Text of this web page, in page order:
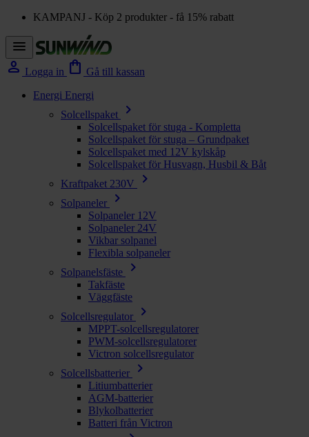
KAMPANJ - Köp 2 produkter - få 15% rabatt
menu
person Logga in shopping_bag Gå till kassan
Energi Energi
Solcellspaket
chevron_right
Solcellspaket för stuga - Kompletta
Solcellspaket för stuga – Grundpaket
Solcellspaket med 12V kylskåp
Solcellspaket för Husvagn, Husbil & Båt
Kraftpaket 230V
chevron_right
Solpaneler chevron_right
Solpaneler 12V
Solpaneler 24V
Vikbar solpanel
Flexibla solpaneler
Solpanelsfäste
chevron_right
Takfäste
Väggfäste
Solcellsregulator
chevron_right
MPPT-solcellsregulatorer
PWM-solcellsregulatorer
Victron solcellsregulator
Solcellsbatterier
chevron_right
Litiumbatterier
AGM-batterier
Blykolbatterier
Batteri från Victron